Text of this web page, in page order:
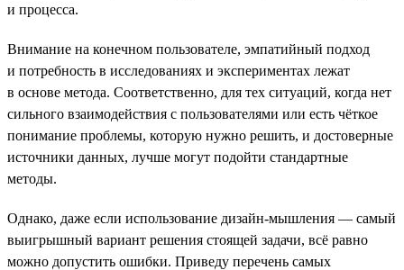
и процесса.
Внимание на конечном пользователе, эмпатийный подход
и потребность в исследованиях и экспериментах лежат
в основе метода. Соответственно, для тех ситуаций, когда нет
сильного взаимодействия с пользователями или есть чёткое
понимание проблемы, которую нужно решить, и достоверные
источники данных, лучше могут подойти стандартные
методы.
Однако, даже если использование дизайн-мышления — самый
выигрышный вариант решения стоящей задачи, всё равно
можно допустить ошибки. Приведу перечень самых